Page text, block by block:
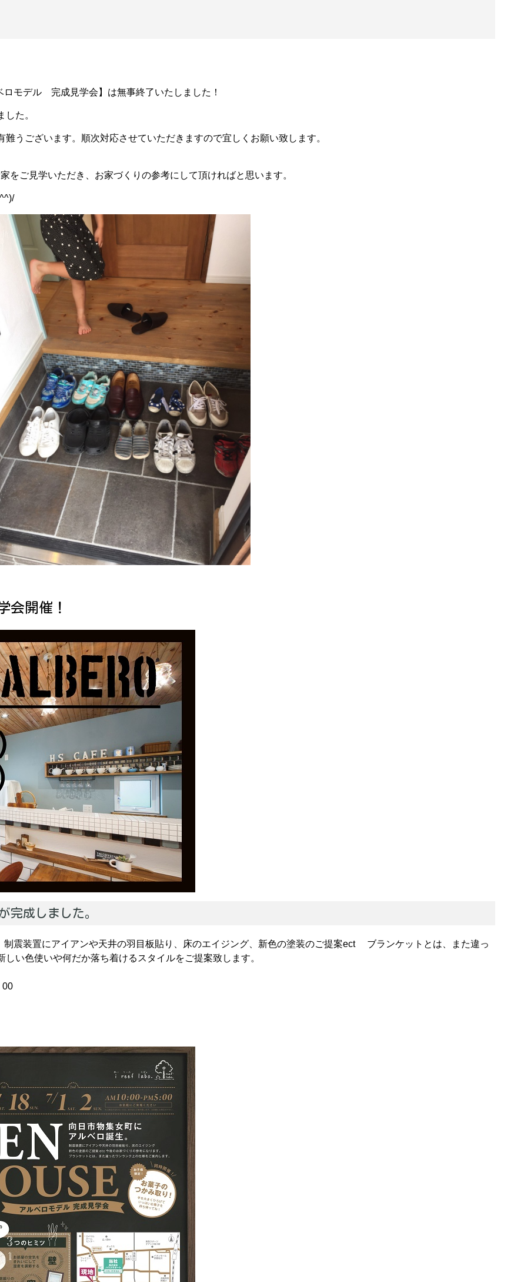
モデル 完成見学会】は無事終了いたしました！
た。
うございます。順次対応させていただきますので宜しくお願い致します。
ご見学いただき、お家づくりの参考にして頂ければと思います。
会開催！
完成しました。
震装置にアイアンや天井の羽目板貼り、床のエイジング、新色の塗装のご提案ect ブランケットとは、また違っ
い色使いや何だか落ち着けるスタイルをご提案致します。
00